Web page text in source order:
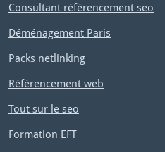
Consultant référencement seo
Déménagement Paris
Packs netlinking
Référencement web
Tout sur le seo
Formation EFT